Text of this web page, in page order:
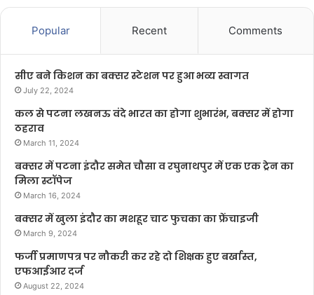
Popular Recent Comments
सीए बने किशन का बक्सर स्टेशन पर हुआ भव्य स्वागत
July 22, 2024
कल से पटना लखनऊ वंदे भारत का होगा शुभारंभ, बक्सर में होगा
ठहराव
March 11, 2024
बक्सर में पटना इंदौर समेत चौसा व रघुनाथपुर में एक एक ट्रेन का
मिला स्टॉपेज
March 16, 2024
बक्सर में खुला इंदौर का मशहूर चाट फुचका का फ्रेंचाइजी
March 9, 2024
फर्जी प्रमाणपत्र पर नौकरी कर रहे दो शिक्षक हुए बर्खास्त,
एफआईआर दर्ज
August 22, 2024